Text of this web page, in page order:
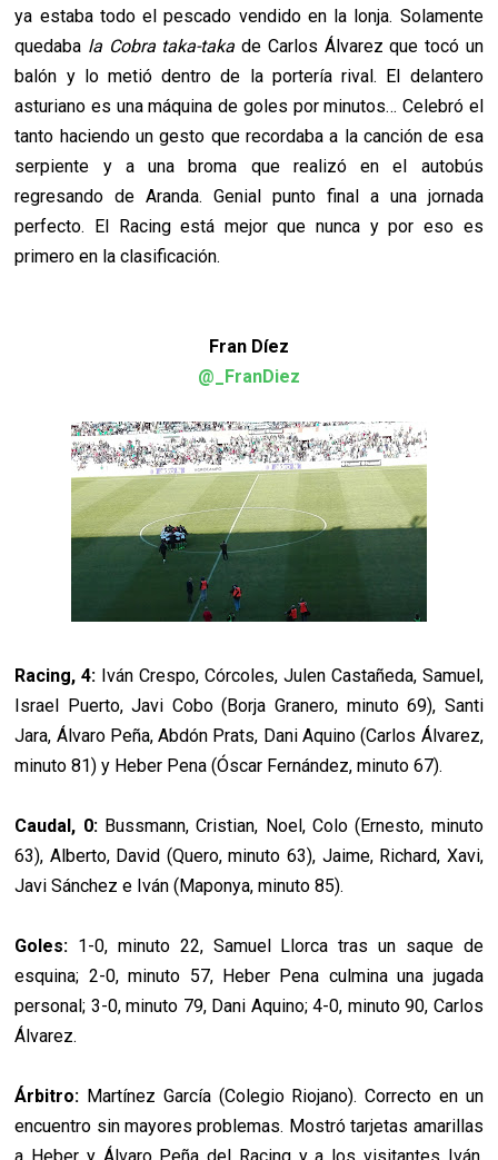
ya estaba todo el pescado vendido en la lonja. Solamente
quedaba la Cobra taka-taka de Carlos Álvarez que tocó un
balón y lo metió dentro de la portería rival. El delantero
asturiano es una máquina de goles por minutos… Celebró el
tanto haciendo un gesto que recordaba a la canción de esa
serpiente y a una broma que realizó en el autobús
regresando de Aranda. Genial punto final a una jornada
perfecto. El Racing está mejor que nunca y por eso es
primero en la clasificación.
Fran Díez
@_FranDiez
Racing, 4: Iván Crespo, Córcoles, Julen Castañeda, Samuel,
Israel Puerto, Javi Cobo (Borja Granero, minuto 69), Santi
Jara, Álvaro Peña, Abdón Prats, Dani Aquino (Carlos Álvarez,
minuto 81) y Heber Pena (Óscar Fernández, minuto 67).
Caudal, 0: Bussmann, Cristian, Noel, Colo (Ernesto, minuto
63), Alberto, David (Quero, minuto 63), Jaime, Richard, Xavi,
Javi Sánchez e Iván (Maponya, minuto 85).
Goles: 1-0, minuto 22, Samuel Llorca tras un saque de
esquina; 2-0, minuto 57, Heber Pena culmina una jugada
personal; 3-0, minuto 79, Dani Aquino; 4-0, minuto 90, Carlos
Álvarez.
Árbitro: Martínez García (Colegio Riojano). Correcto en un
encuentro sin mayores problemas. Mostró tarjetas amarillas